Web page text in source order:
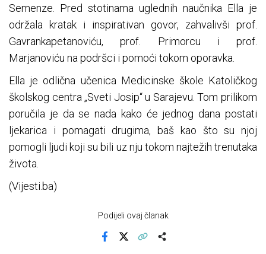
Semenze. Pred stotinama uglednih naučnika Ella je
održala kratak i inspirativan govor, zahvalivši prof.
Gavrankapetanoviću, prof. Primorcu i prof.
Marjanoviću na podršci i pomoći tokom oporavka.
Ella je odlična učenica Medicinske škole Katoličkog
školskog centra „Sveti Josip“ u Sarajevu. Tom prilikom
poručila je da se nada kako će jednog dana postati
ljekarica i pomagati drugima, baš kao što su njoj
pomogli ljudi koji su bili uz nju tokom najtežih trenutaka
života.
(Vijesti.ba)
Podijeli ovaj članak